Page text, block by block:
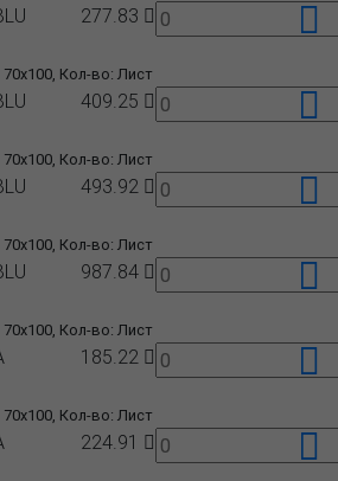
Кол-во: Лист
277.83
Кол-во: Лист
409.25
Кол-во: Лист
493.92
Кол-во: Лист
987.84
Кол-во: Лист
185.22
224.91